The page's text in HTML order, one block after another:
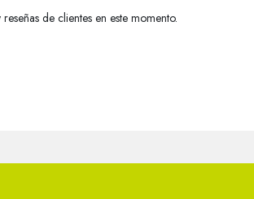
de clientes en este momento.